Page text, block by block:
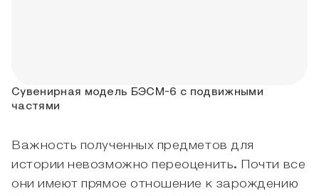
Сувенирная модель БЭСМ-6 с подвижными
частями
Важность полученных предметов для
истории невозможно переоценить. Почти все
они имеют прямое отношение к зарождению